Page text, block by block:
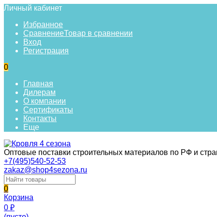
Личный кабинет
Избранное
СравнениеТовар в сравнении
Вход
Регистрация
0
Главная
Дилерам
О компании
Сертификаты
Контакты
Еще
Оптовые поставки строительных материалов по РФ и
+7(495)540-52-53
zakaz@shop4sezona.ru
0
Корзина
0 ₽